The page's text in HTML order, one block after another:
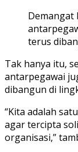
Demangat
terus
Tak hanya itu,
antarpegawai
dibangun di
“Kita adalah
agar tercipta
organisasi,”